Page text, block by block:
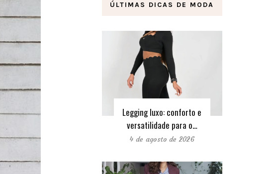
ÚLTIMAS DICAS DE MODA
Legging luxo: conforto e
versatilidade para o…
4 de agosto de 2026